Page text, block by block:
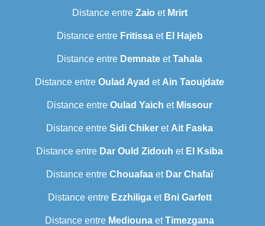
Distance entre Zaio et Mrirt
Distance entre Fritissaet El Hajeb
Distance entre Demnate etTahala
Distance entre Oulad Ayad et Ain Taoujdate
Distance entre Oulad Yaich et Missour
Distance entre Sidi Chiker et Ait Faska
Distance entre Dar Ould Zidouh et El Ksiba
Distance entre Chouafaa et Dar Chafaï
Distance entre Ezzhiligaet Bni Garfett
Distance entre Mediouna etTimezgana